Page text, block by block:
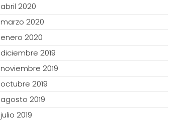
abril 2020
marzo 2020
enero 2020
diciembre 2019
noviembre 2019
octubre 2019
agosto 2019
julio 2019